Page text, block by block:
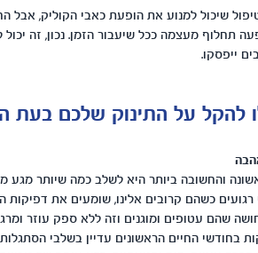
שיכול למנוע את הופעת כאבי הקוליק, אבל
תחלוף מעצמה ככל שיעבור הזמן. נכון, זה
ייפסקו.
להקל על התינוק שלכם בעת
והחשובה ביותר היא לשלב כמה שיותר מגע
רגועים כשהם קרובים אלינו, שומעים את דפיקות
שהם עטופים ומוגנים וזה ללא ספק עוזר
בחודשי החיים הראשונים עדיין בשלבי